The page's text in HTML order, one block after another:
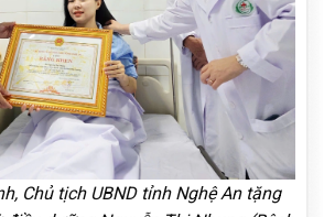
Chủ tịch UBND tỉnh Nghệ An tặng